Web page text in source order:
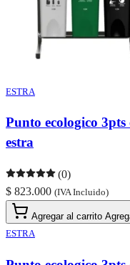
ESTRA
Punto ecologico
estra
(0)
$ 823.000 (IVA Incluido)
Agregar al carrito
ESTRA